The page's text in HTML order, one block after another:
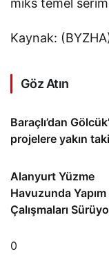
miks temel
Kaynak:
Göz Atın
Baraçlı’dan
projelere yakın
Alanyurt Yüzme
Havuzunda Yapım
Çalışmaları
0